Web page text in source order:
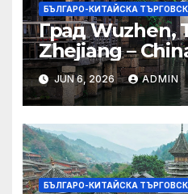
БЪЛГАРО-КИТАЙСКА
Град Wuzhen,
Zhejiang –
JUN 6, 2026 ADMIN
БЪЛГАРО-КИТАЙСКА